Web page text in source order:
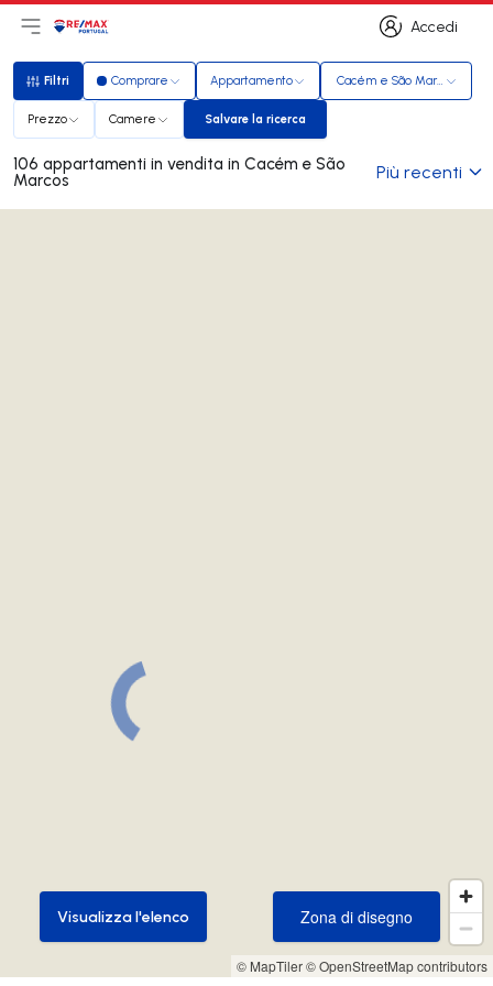
Accedi
Accedi
Apri il menu principale
LogoVai alla homepage
Filtri
Filtri Comprare Appartamento Cacém e São Marcos
Prezzo Camere Salvare la ricerca
Salvare la ricerca
106 appartamenti in vendita in Cacém e São
Marcos Più recenti
© MapTiler© OpenStreetMap contributors
Zona di disegno
Zona di disegno
Visualizza l'elenco
Visualizza l'elenco